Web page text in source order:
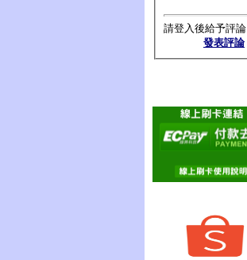
請登入後給予評論
發表評論